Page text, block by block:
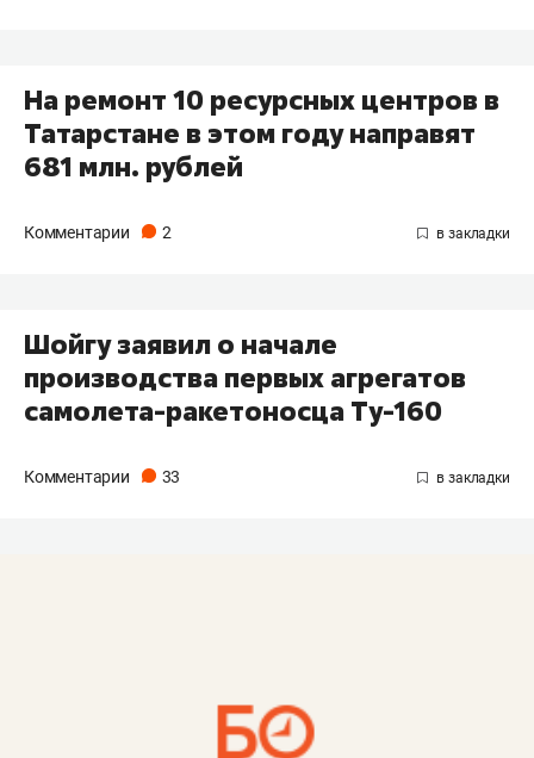
На ремонт 10 ресурсных центров в
Татарстане в этом году направят
681 млн. рублей
Комментарии 2
Шойгу заявил о начале
производства первых агрегатов
самолета-ракетоносца Ту-160
Комментарии 33